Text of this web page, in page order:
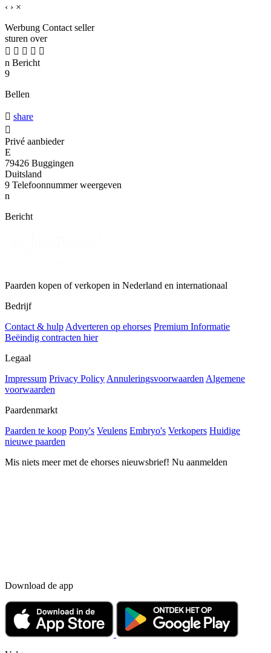
‹ › ×
Werbung Contact seller
sturen over
    
n Bericht
9
Bellen
 share

Privé aanbieder
E
79426 Buggingen
Duitsland
9 Telefoonnummer weergeven
n
Bericht
Paarden kopen of verkopen in Nederland en internationaal
Bedrijf
Contact & hulp Adverteren op ehorses Premium Informatie
Beëindig contracten hier
Legaal
Impressum Privacy Policy Annuleringsvoorwaarden Algemene
voorwaarden
Paardenmarkt
Paarden te koop Pony's Veulens Embryo's Verkopers Huidige
nieuwe paarden
Mis niets meer met de ehorses nieuwsbrief! Nu aanmelden
Download de app